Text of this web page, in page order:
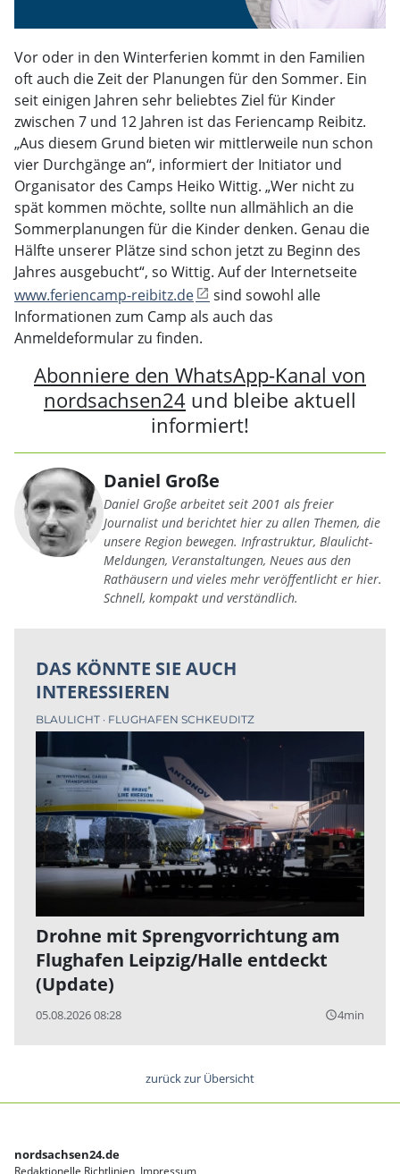
Vor oder in den Winterferien kommt in den Familien
oft auch die Zeit der Planungen für den Sommer. Ein
seit einigen Jahren sehr beliebtes Ziel für Kinder
zwischen 7 und 12 Jahren ist das Feriencamp Reibitz.
„Aus diesem Grund bieten wir mittlerweile nun schon
vier Durchgänge an“, informiert der Initiator und
Organisator des Camps Heiko Wittig. „Wer nicht zu
spät kommen möchte, sollte nun allmählich an die
Sommerplanungen für die Kinder denken. Genau die
Hälfte unserer Plätze sind schon jetzt zu Beginn des
Jahres ausgebucht“, so Wittig. Auf der Internetseite
www.feriencamp-reibitz.de
sind sowohl alle
Informationen zum Camp als auch das
Anmeldeformular zu finden.
Abonniere den WhatsApp-Kanal von
nordsachsen24 und bleibe aktuell
informiert!
Daniel Große
Daniel Große arbeitet seit 2001 als freier
Journalist und berichtet hier zu allen Themen, die
unsere Region bewegen. Infrastruktur, Blaulicht-
Meldungen, Veranstaltungen, Neues aus den
Rathäusern und vieles mehr veröffentlicht er hier.
Schnell, kompakt und verständlich.
DAS KÖNNTE SIE AUCH
INTERESSIEREN
BLAULICHT FLUGHAFEN SCHKEUDITZ
Drohne mit Sprengvorrichtung am
Flughafen Leipzig/Halle entdeckt
(Update)
05.08.2026 08:28 query_builder4min
zurück zur Übersicht
nordsachsen24.de
Redaktionelle Richtlinien Impressum